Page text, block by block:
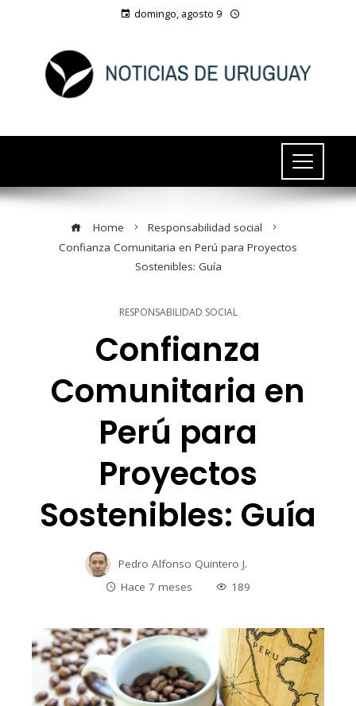
domingo, agosto 9
Home
Responsabilidad social
Confianza Comunitaria en Perú para Proyectos
Sostenibles: Guía
RESPONSABILIDAD SOCIAL
Confianza
Comunitaria en
Perú para
Proyectos
Sostenibles: Guía
Pedro Alfonso Quintero J.
Hace 7 meses
189